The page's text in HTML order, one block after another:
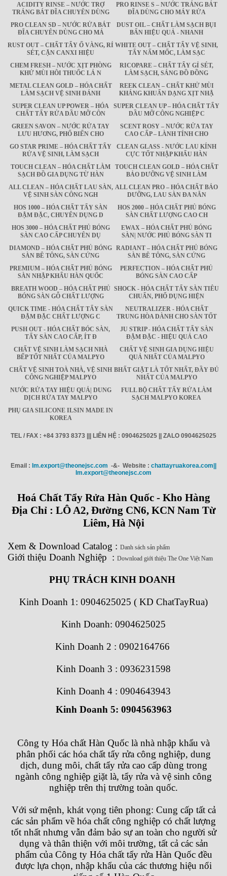
ACIDITY RINSE – NƯỚC TRỢ
TRÁNG BÁT ĐĨA CHUYÊN DÙNG
PRO RINSE S – NƯỚC TRÁNG BÁT
ĐĨA DÙNG CHO MÁY RỬA
PRO CLEAN SD – NƯỚC RỬA BÁT
ĐĨA CHUYÊN DÙNG CHO MÁ
DUST OIL – CHẤT LÀM SẠCH BỤI
BẨN HIỆU QUẢ - NHANH
RUST OUT – CHẤT TẨY Ố VÀNG, RỈ
SÉT, CẶN CANXI HIỆU
WHITE OUT – CHẤT TẨY VỆ SINH,
TẨY NẤM MỐC, LÀM SẠC
CHEM FRESH – NƯỚC XỊT PHÒNG
KHỬ MÙI HÔI THUỐC LÁ N
RICOPARE – CHẤT TẨY GỈ SÉT,
LÀM SẠCH, SÁNG ĐỒ ĐỒNG
METAL CLEAN GOLD – HÓA CHẤT
LÀM SẠCH VỆ SINH ĐÁNH
REEK CLEAN – CHẤT KHỬ MÙI
KHÁNG KHUẨN DẠNG XỊT NHẬ
SUPER CLEAN UP POWER – HÓA
CHẤT TẨY RỬA DẦU MỠ CÔN
SUPER CLEAN UP – HÓA CHẤT TẨY
DẦU MỠ CÔNG NGHIỆP C
GREEN SAVON – NƯỚC RỬA TAY
LƯU HƯƠNG, PHỔ BIẾN CHO
SCENT ROSY – NƯỚC RỬA TAY
CAO CẤP – LÀNH TÍNH CHO
GO STAR PRIME – HÓA CHẤT TẨY
RỬA VỆ SINH, LÀM SẠCH
CLEAN GLASS - NƯỚC LAU KÍNH
CỰC TỐT NHẬP KHẨU HÀN
TOUCH CLEAN – HÓA CHẤT LÀM
SẠCH ĐỒ GIA DỤNG TỪ HÀN
TOUCH CLEAN GOLD – HÓA CHẤT
BẢO DƯỠNG VỆ SINH LÀM
ALL CLEAN – HÓA CHẤT LAU SÀN,
VỆ SINH SÀN CÔNG NGH
ALL CLEAN PRO – HÓA CHẤT BẢO
DƯỠNG, LAU SÀN ĐA NĂN
HOS 1000 – HÓA CHẤT TẨY SÀN
ĐẬM ĐẶC, CHUYÊN DỤNG D
HOS 2000 – HÓA CHẤT PHỦ BÓNG
SÀN CHẤT LƯỢNG CAO CH
HOS 3000 – HÓA CHẤT PHỦ BÓNG
SÀN CAO CẤP CHUYÊN DỤ
EWAX – HÓA CHẤT PHỦ BÓNG
SÀN| NƯỚC PHỦ BÓNG SÀN TI
DIAMOND – HÓA CHẤT PHỦ BÓNG
SÀN BÊ TÔNG, SÀN CỨNG
RADIANT – HÓA CHẤT PHỦ BÓNG
SÀN BÊ TÔNG, SÀN CỨNG
PREMIUM – HÓA CHẤT PHỦ BÓNG
SÀN NHẬP KHẨU HÀN QUỐC
PERFECTION – HÓA CHẤT PHỦ
BÓNG SÀN CAO CẤP
BREATH WOOD – HÓA CHẤT PHỦ
BÓNG SÀN GỖ CHẤT LƯỢNG
SHOCK - HÓA CHẤT TẨY SÀN TIÊU
CHUẨN, PHỔ DỤNG HIỆN
QUICK TIME - HÓA CHẤT TẨY SÀN
ĐẬM ĐẶC CHẤT LƯỢNG C
NEUTRALIZER - HÓA CHẤT
TRUNG HÒA DÀNH CHO SÀN TỐT
PUSH OUT - HÓA CHẤT BÓC SÀN,
TẨY SÀN CAO CẤP, ÍT Đ
JU STRIP - HÓA CHẤT TẨY SÀN
ĐẬM ĐẶC - HIỆU QUẢ CAO
CHẤT VỆ SINH LÀM SẠCH NHÀ
BẾP TỐT NHẤT CỦA MALPYO
CHẤT VỆ SINH GIA DỤNG HIỆU
QUẢ NHẤT CỦA MALPYO
CHẤT VỆ SINH TOÀ NHÀ, VỆ SINH
CÔNG NGHIỆP MALPYO
BHẤT GIẶT LÀ TỐT NHẤT, ĐẦY ĐỦ
NHẤT CỦA MALPYO
NƯỚC RỬA TAY HIỆU QUẢ| DUNG
DỊCH RỬA TAY MALPYO
FULL BỘ CHẤT TẨY RỬA LÀM
SẠCH MALPYO KOREA
PHỤ GIA SILICONE ILSIN MADE IN
KOREA
TEL / FAX : +84 3793 8373 ||| LIÊN HỆ : 0904625025 || ZALO 0904625025
Email : Im.export@theonejsc.com -&- Website : chattayruakorea.com||
Im.export@theonejsc.com
Hoá Chất Tẩy Rửa Hàn Quốc - Kho Hàng
Địa Chỉ : LÔ A2, Đường CN6, KCN Nam Từ
Liêm, Hà Nội
Xem & Download Catalog : Danh sách sản phẩm
Giới thiệu Doanh Nghiệp : Download giới thiệu The One Việt Nam
PHỤ TRÁCH KINH DOANH
Kinh Doanh 1: 0904625025 ( KD ChatTayRua)
Kinh Doanh: 0904625025
Kinh Doanh 2 : 0902164766
Kinh Doanh 3 : 0936231598
Kinh Doanh 4 : 0904643943
Kinh Doanh 5: 0904563963
Công ty Hóa chất Hàn Quốc là nhà nhập khẩu và
phân phối các hóa chất tẩy rửa công nghiệp, dung
dịch, dung môi, chất tẩy rửa cao cấp dùng trong
ngành công nghiệp giặt là, tẩy rửa và vệ sinh công
nghiệp trên thị trường toàn quốc.
Với sứ mệnh, khát vọng tiên phong: Cung cấp tất cả
các sản phẩm về hóa chất công nghiệp có chất lượng
tốt nhất nhưng vẫn đảm bảo sự an toàn cho người sử
dụng và thân thiện với môi trường, tất cả các sản
phẩm của Công ty Hóa chất tẩy rửa Hàn Quốcđều
được lựa chọn, nhập khẩu của các thương hiệu nổi